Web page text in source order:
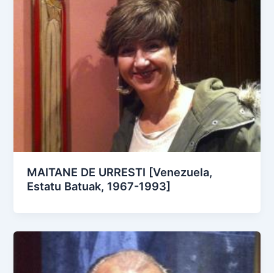
MAITANE DE URRESTI [Venezuela,
Estatu Batuak, 1967-1993]